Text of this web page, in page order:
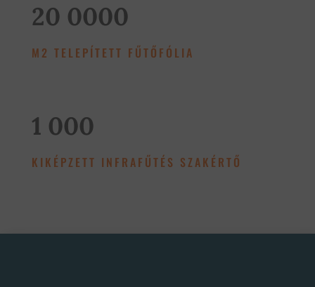
20 0000
M2 TELEPÍTETT FŰTŐFÓLIA
1 000
KIKÉPZETT INFRAFŰTÉS SZAKÉRTŐ